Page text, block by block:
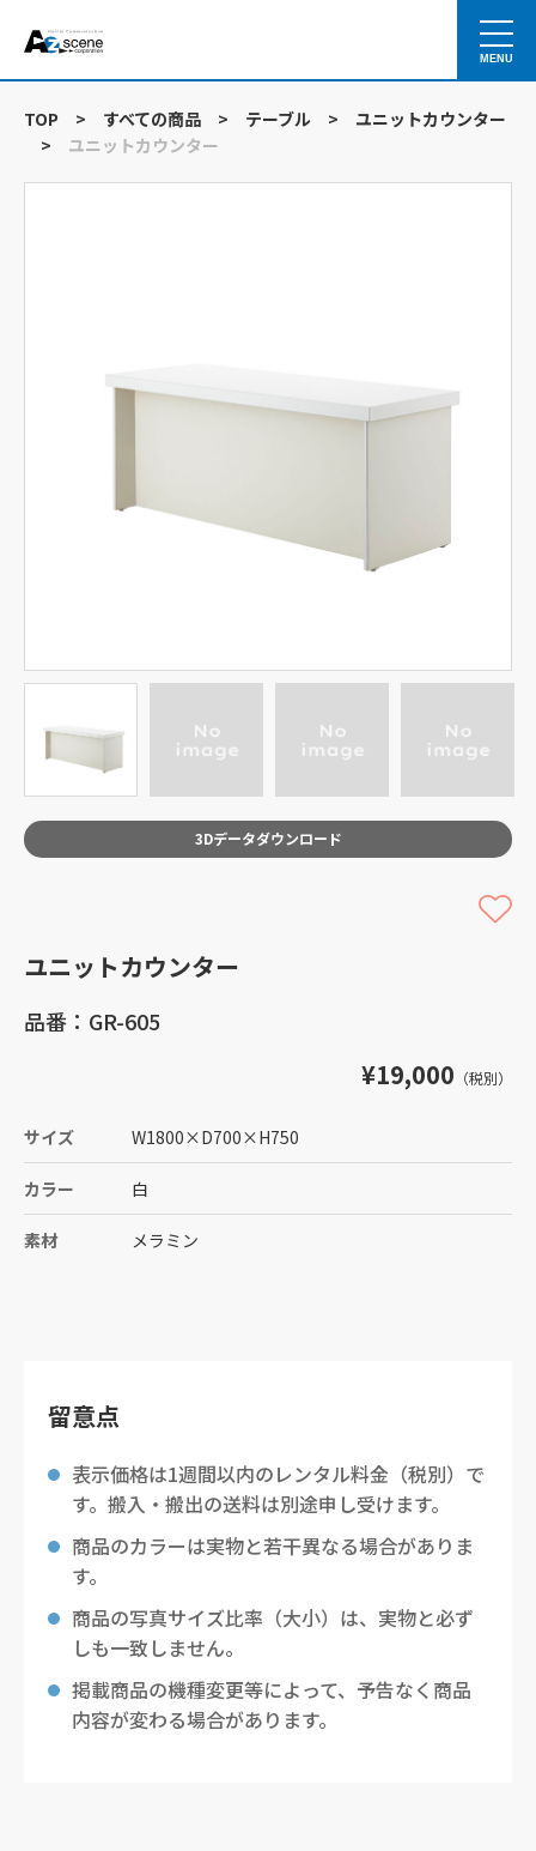
MENU
TOP > すべての商品 > テーブル >
ユニットカウンター
>
ユニットカウンター
3Dデータダウンロード
ユニットカウンター
品番：GR-605
¥19,000 （税別）
サイズ W1800×D700×H750
カラー 白
素材 メラミン
留意点
表示価格は1週間以内のレンタル料金（税別）で
す。搬入・搬出の送料は別途申し受けます。
商品のカラーは実物と若干異なる場合がありま
す。
商品の写真サイズ比率（大小）は、実物と必ず
しも一致しません。
掲載商品の機種変更等によって、予告なく商品
内容が変わる場合があります。